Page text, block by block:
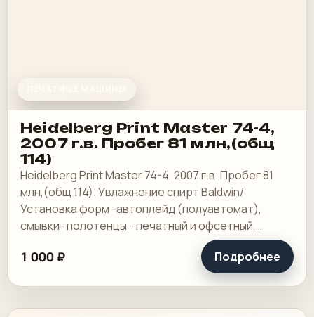
Heidelberg Print Master 74-4,
2007 г.в. Пробег 81 млн,(общ
114)
Heidelberg Print Master 74-4, 2007 г.в. Пробег 81
млн,(общ 114). Увлажнение спирт Baldwin/
Установка форм -автоплейд (полуавтомат),
смывки- полотенцы - печатный и офсетный,
выносной пульт ClassicCenter -PM74 - краски и.
1 000 ₽ Подробнее